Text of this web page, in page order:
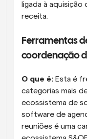
ligada à
receita.
Ferramentas
coordenação
O que é: Esta é
categorias mais
ecossistema de
software de
reuniões é uma